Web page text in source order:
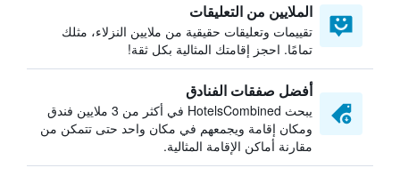
الملايين من التعليقات
تقييمات وتعليقات حقيقية من ملايين النزلاء، مثلك
تمامًا. احجز إقامتك المثالية بكل ثقة!
أفضل صفقات الفنادق
يبحث HotelsCombined في أكثر من 3 ملايين فندق
ومكان إقامة ويجمعهم في مكان واحد حتى تتمكن من
مقارنة أماكن الإقامة المثالية.